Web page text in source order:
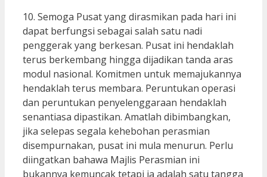
10. Semoga Pusat yang dirasmikan pada hari ini
dapat berfungsi sebagai salah satu nadi
penggerak yang berkesan. Pusat ini hendaklah
terus berkembang hingga dijadikan tanda aras
modul nasional. Komitmen untuk memajukannya
hendaklah terus membara. Peruntukan operasi
dan peruntukan penyelenggaraan hendaklah
senantiasa dipastikan. Amatlah dibimbangkan,
jika selepas segala kehebohan perasmian
disempurnakan, pusat ini mula menurun. Perlu
diingatkan bahawa Majlis Perasmian ini
bukannya kemuncak tetapi ia adalah satu tangga